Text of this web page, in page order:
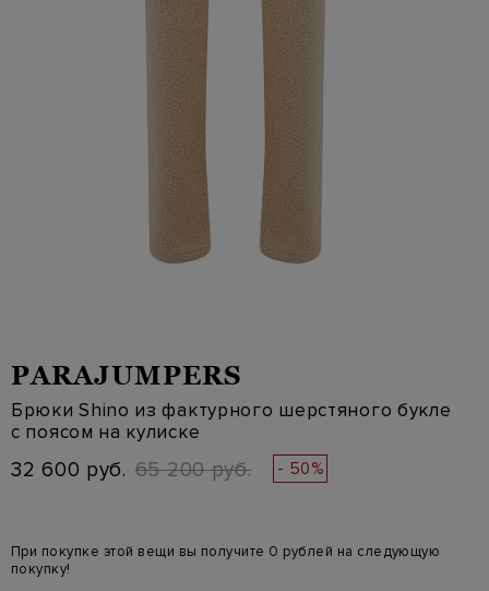
PARAJUMPERS
Брюки Shino из фактурного шерстяного букле
с поясом на кулиске
32 600 руб. 65 200 руб. - 50%
При покупке этой вещи вы получите 0 рублей на следующую
покупку!